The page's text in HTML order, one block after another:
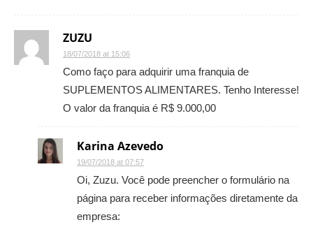
ZUZU
18/07/2018 at 15:06
Como faço para adquirir uma franquia de
SUPLEMENTOS ALIMENTARES. Tenho Interesse!
O valor da franquia é R$ 9.000,00
Karina Azevedo
19/07/2018 at 07:57
Oi, Zuzu. Você pode preencher o formulário na
página para receber informações diretamente da
empresa: